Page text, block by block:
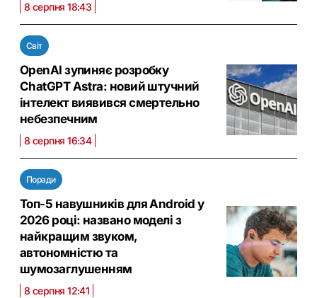
8 серпня 18:43
Світ
OpenAI зупиняє розробку
ChatGPT Astra: новий штучний
інтелект виявився смертельно
небезпечним
8 серпня 16:34
Поради
Топ-5 навушників для Android у
2026 році: названо моделі з
найкращим звуком,
автономністю та
шумозаглушенням
8 серпня 12:41